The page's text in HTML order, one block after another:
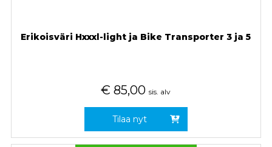
Erikoisväri Hxxxl-light ja Bike Transporter 3 ja 5
€ 85,00 sis. alv
Tilaa nyt